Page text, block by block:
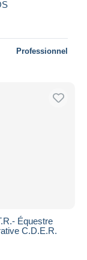
Professionnel
Équestre
C.D.E.R.